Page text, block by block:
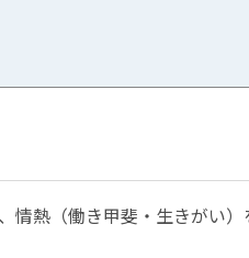
熱（働き甲斐・生きがい